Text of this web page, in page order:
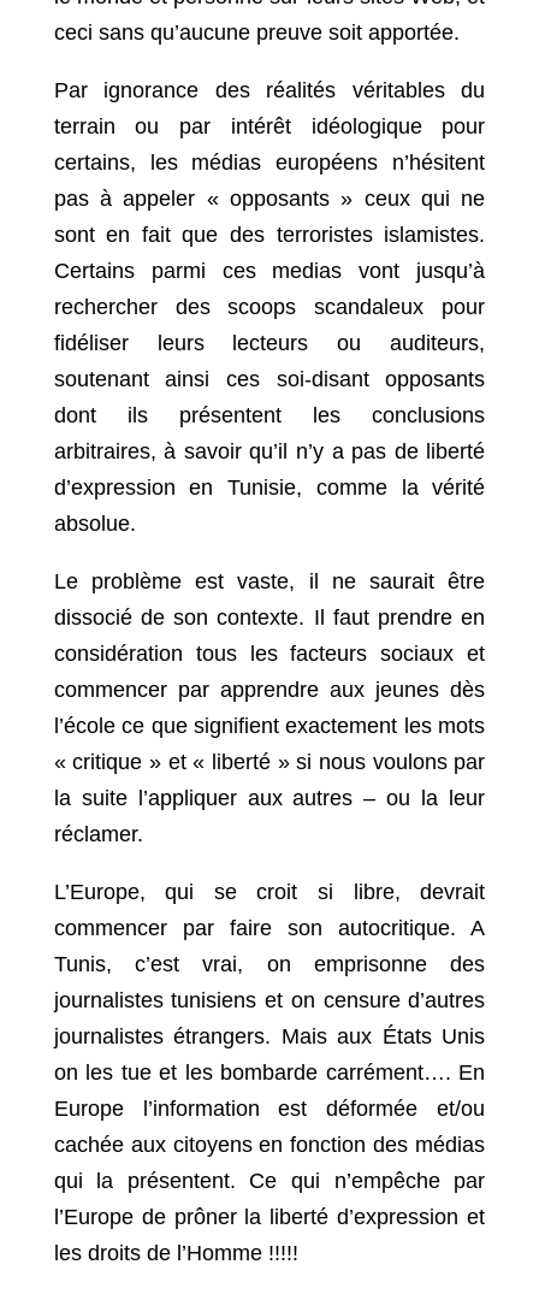
ceci sans qu’aucune preuve soit apportée.
Par ignorance des réalités véritables du
terrain ou par intérêt idéologique pour
certains, les médias européens n’hésitent
pas à appeler « opposants » ceux qui ne
sont en fait que des terroristes islamistes.
Certains parmi ces medias vont jusqu’à
rechercher des scoops scandaleux pour
fidéliser leurs lecteurs ou auditeurs,
soutenant ainsi ces soi-disant opposants
dont ils présentent les conclusions
arbitraires, à savoir qu’il n’y a pas de liberté
d’expression en Tunisie, comme la vérité
absolue.
Le problème est vaste, il ne saurait être
dissocié de son contexte. Il faut prendre en
considération tous les facteurs sociaux et
commencer par apprendre aux jeunes dès
l’école ce que signifient exactement les mots
« critique » et « liberté » si nous voulons par
la suite l’appliquer aux autres – ou la leur
réclamer.
L’Europe, qui se croit si libre, devrait
commencer par faire son autocritique. A
Tunis, c’est vrai, on emprisonne des
journalistes tunisiens et on censure d’autres
journalistes étrangers. Mais aux États Unis
on les tue et les bombarde carrément…. En
Europe l’information est déformée et/ou
cachée aux citoyens en fonction des médias
qui la présentent. Ce qui n’empêche par
l’Europe de prôner la liberté d’expression et
les droits de l’Homme !!!!!